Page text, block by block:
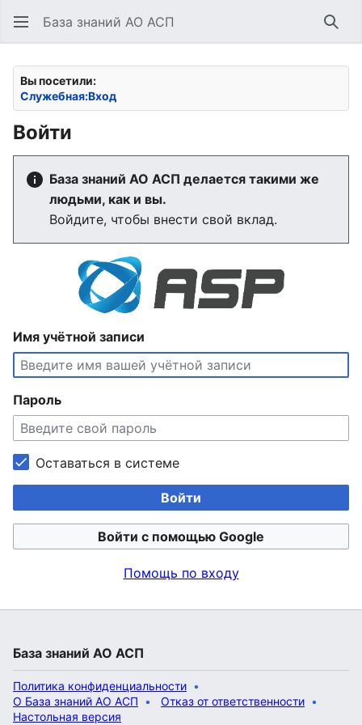
База знаний АО АСП
Вы посетили:
Служебная:Вход
Войти
База знаний АО АСП делается такими же
людьми, как и вы.
Войдите, чтобы внести свой вклад.
Имя учётной записи
Пароль
Оставаться в системе
Войти
Войти с помощью Google
Помощь по входу
База знаний АО АСП
Политика конфиденциальности
О База знаний АО АСП
Отказ от ответственности
Настольная версия